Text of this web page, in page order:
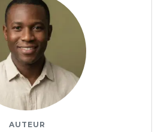
AUTEUR